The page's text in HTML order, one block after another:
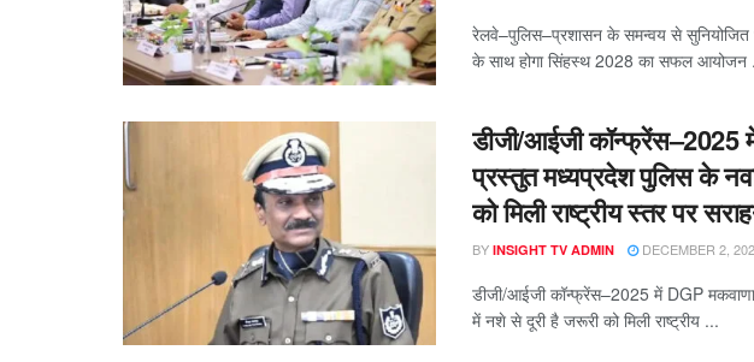
रेलवे–पुलिस–प्रशासन के समन्वय से
के साथ होगा सिंहस्थ 2028 का सफल आयोजन
डीजी/आईजी कॉन्‍फ्रेंस–2025
प्रस्‍तुत मध्यप्रदेश पुलिस के
को मिली राष्‍ट्रीय स्‍तर पर
BY INSIGHT TV ADMIN DECEMBER 2,
डीजी/आईजी कॉन्‍फ्रेंस–2025 में DGP
में नशे से दूरी है जरूरी को मिली राष्‍ट्रीय ...